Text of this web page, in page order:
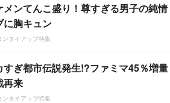
メンてんこ盛り！尊すぎる男子の純情
に胸キュン
ンタイアップ特集
すぎ都市伝説発生!?ファミマ45％増量
再来
ンタイアップ特集